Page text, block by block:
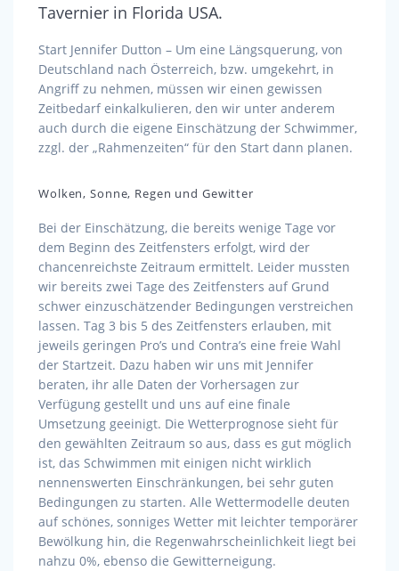
Tavernier in Florida USA.
Start Jennifer Dutton – Um eine Längsquerung, von
Deutschland nach Österreich, bzw. umgekehrt, in
Angriff zu nehmen, müssen wir einen gewissen
Zeitbedarf einkalkulieren, den wir unter anderem
auch durch die eigene Einschätzung der Schwimmer,
zzgl. der „Rahmenzeiten“ für den Start dann planen.
Wolken, Sonne, Regen und Gewitter
Bei der Einschätzung, die bereits wenige Tage vor
dem Beginn des Zeitfensters erfolgt, wird der
chancenreichste Zeitraum ermittelt. Leider mussten
wir bereits zwei Tage des Zeitfensters auf Grund
schwer einzuschätzender Bedingungen verstreichen
lassen. Tag 3 bis 5 des Zeitfensters erlauben, mit
jeweils geringen Pro’s und Contra’s eine freie Wahl
der Startzeit. Dazu haben wir uns mit Jennifer
beraten, ihr alle Daten der Vorhersagen zur
Verfügung gestellt und uns auf eine finale
Umsetzung geeinigt. Die Wetterprognose sieht für
den gewählten Zeitraum so aus, dass es gut möglich
ist, das Schwimmen mit einigen nicht wirklich
nennenswerten Einschränkungen, bei sehr guten
Bedingungen zu starten. Alle Wettermodelle deuten
auf schönes, sonniges Wetter mit leichter temporärer
Bewölkung hin, die Regenwahrscheinlichkeit liegt bei
nahzu 0%, ebenso die Gewitterneigung.